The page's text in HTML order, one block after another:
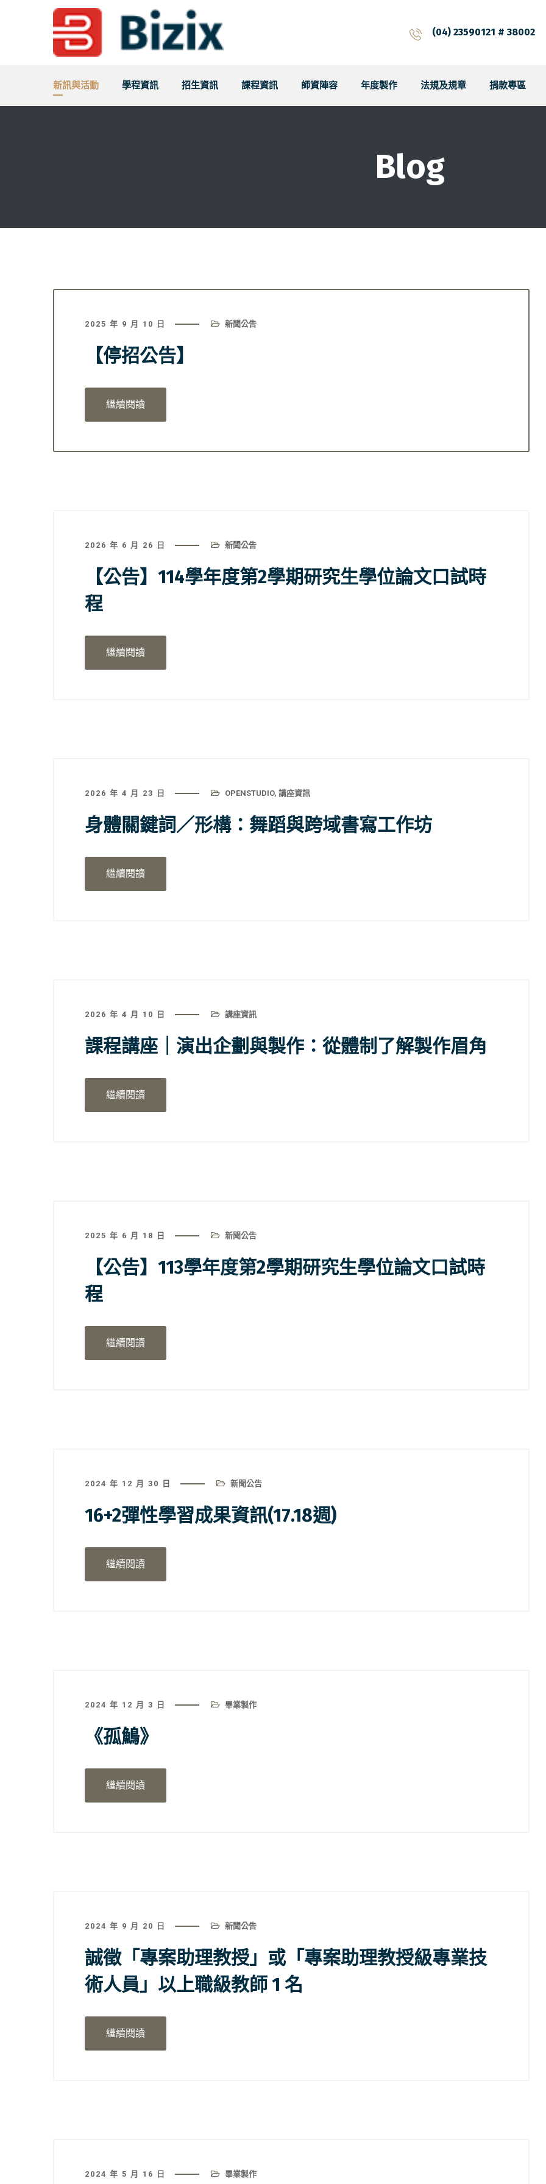
(04) 23590121 # 38002
新訊與活動 學程資訊 招生資訊 課程資訊 師資陣容 年度製作 法規及規章 捐款專區
Blog
2025 年 9 月 10 日 新聞公告
【停招公告】
繼續閱讀
2026 年 6 月 26 日 新聞公告
【公告】114學年度第2學期研究生學位論文口試時
程
繼續閱讀
2026 年 4 月 23 日 OPENSTUDIO, 講座資訊
身體關鍵詞／形構：舞蹈與跨域書寫工作坊
繼續閱讀
2026 年 4 月 10 日 講座資訊
課程講座｜演出企劃與製作：從體制了解製作眉角
繼續閱讀
2025 年 6 月 18 日 新聞公告
【公告】113學年度第2學期研究生學位論文口試時
程
繼續閱讀
2024 年 12 月 30 日 新聞公告
16+2彈性學習成果資訊(17.18週)
繼續閱讀
2024 年 12 月 3 日 畢業製作
《孤鷠》
繼續閱讀
2024 年 9 月 20 日 新聞公告
誠徵「專案助理教授」或「專案助理教授級專業技
術人員」以上職級教師 1 名
繼續閱讀
2024 年 5 月 16 日 畢業製作